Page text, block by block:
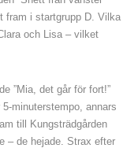
fram i startgrupp D. Vilka
och Lisa – vilket
”Mia, det går för fort!”
minuterstempo, annars
till Kungsträdgården
– de hejade. Strax efter